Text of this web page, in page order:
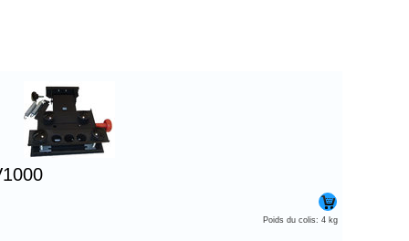
Poids du colis: 4 kg